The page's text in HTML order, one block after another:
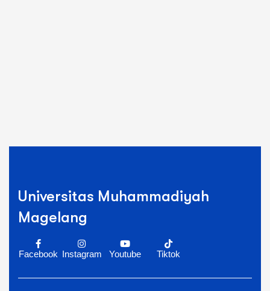
Universitas Muhammadiyah
Magelang
Facebook Instagram Youtube Tiktok